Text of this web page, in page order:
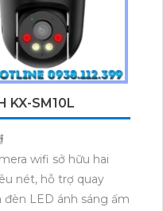
KX-SM10L
wifi sở hữu hai
nét, hỗ trợ quay
đèn LED ánh sáng ấm